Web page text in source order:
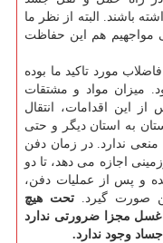
باشند. البته از نظر ما
مواجهیم هم این حفاظت
مورد تاکید ما بوده
میزان مواد و مشتقات
این اقدامات، انتقال
به استان دیگر و حتی
منعی ندارد. در زمان دفن
اجازه می دهد، تا دو
و پس از عملیات دفن،
صورت گیرد.تحت هیچ
مجزا ضرورتی ندارد
وجود ندارد.